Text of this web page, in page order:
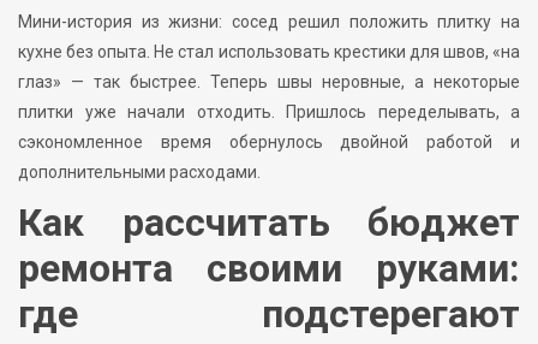
Мини-история из жизни: сосед решил положить плитку на
кухне без опыта. Не стал использовать крестики для швов, «на
глаз» — так быстрее. Теперь швы неровные, а некоторые
плитки уже начали отходить. Пришлось переделывать, а
сэкономленное время обернулось двойной работой и
дополнительными расходами.
Как рассчитать бюджет
ремонта своими руками:
где подстерегают